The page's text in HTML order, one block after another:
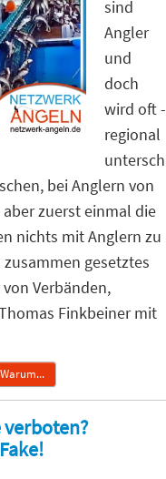
sind
Angler
und
doch
wird oft -
regional
untersch
bei Anglern von
zuerst einmal die
nichts mit Anglern zu
gesetztes
Verbänden,
Finkbeiner mit